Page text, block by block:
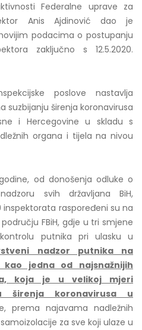
Federalne uprave za
Anis Ajdinović dao je
podacima o postupanju
zaključno s 12.5.2020.
poslove nastavlja
suzbijanju širenja koronavirusa
i Hercegovine u skladu s
organa i tijela na nivou
od donošenja odluke o
svih državljana BiH,
inspektorata raspoređeni su na
FBiH, gdje u tri smjene
putnika pri ulasku u
nadzor putnika na
jedna od najsnažnijih
koja je u velikoj mjeri
širenja koronavirusa u
prema najavama nadležnih
za sve koji ulaze u